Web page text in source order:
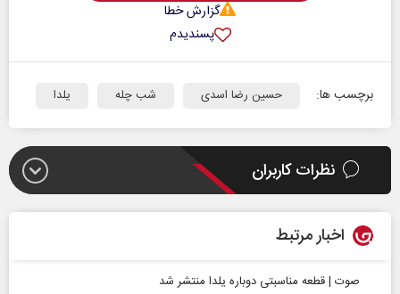
گزارش خطا
پسندیدم
برچسب ها: حسین رضا اسدی شب چله یلدا
نظرات کاربران
اخبار مرتبط
صوت | قطعه مناسبتی دوباره یلدا منتشر شد